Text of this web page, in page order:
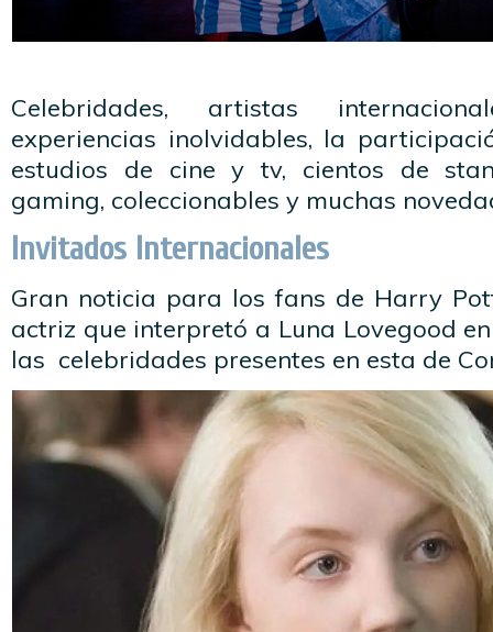
Celebridades, artistas
experiencias inolvidables, la
estudios de cine y tv, cientos de
gaming, coleccionables y muchas
Invitados Internacionales
Gran noticia para los fans de Harry
actriz que interpretó a Luna Lovegood
las celebridades presentes en esta de